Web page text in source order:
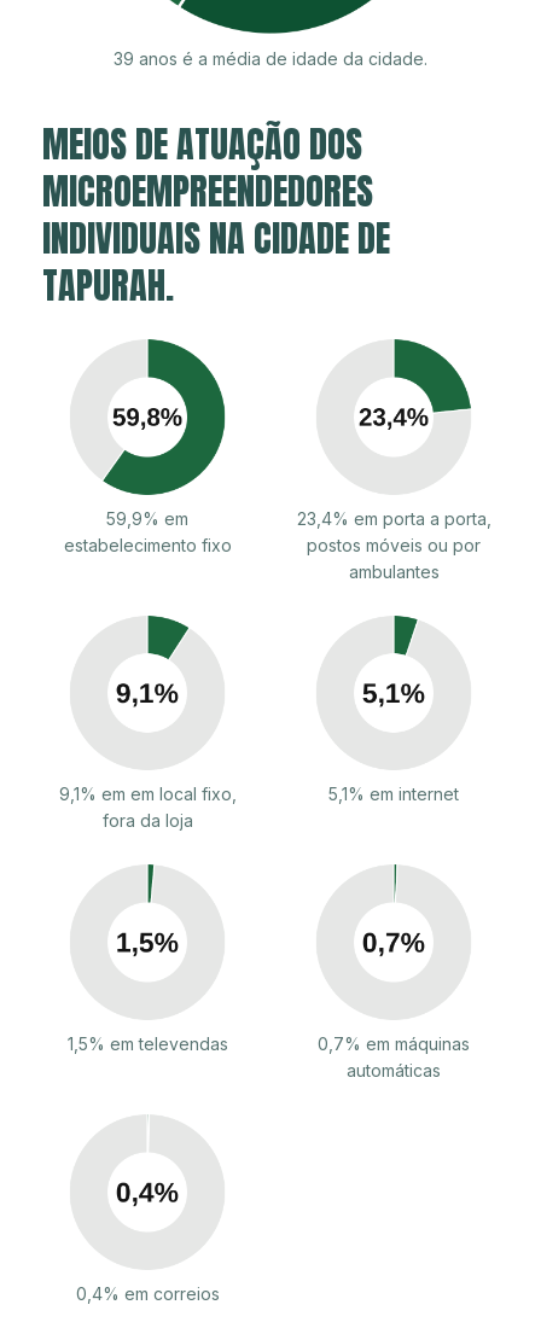
39 anos é a média de idade da cidade.
MEIOS DE ATUAÇÃO DOS
MICROEMPREENDEDORES
INDIVIDUAIS NA CIDADE DE
TAPURAH.
59,9% em
estabelecimento fixo
23,4% em porta a porta,
postos móveis ou por
ambulantes
9,1% em em local fixo,
fora da loja
5,1% em internet
1,5% em televendas
0,7% em máquinas
automáticas
0,4% em correios